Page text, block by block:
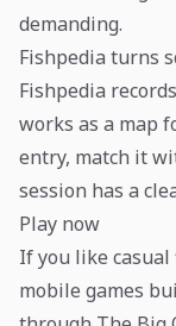
demanding.
Fishpedia turns
Fishpedia
works as a map
entry, match it
session has a
Play now
If you like casual
mobile games